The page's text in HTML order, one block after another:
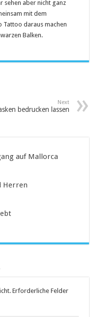
sehen aber nicht ganz
mit dem
Tattoo daraus machen
Balken.
Next
bedrucken lassen
auf Mallorca
Herren
Erforderliche Felder